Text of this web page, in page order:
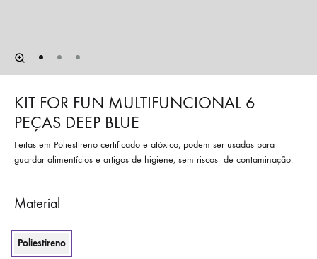
KIT FOR FUN MULTIFUNCIONAL 6
PEÇAS DEEP BLUE
Feitas em Poliestireno certificado e atóxico, podem ser usadas para
guardar alimentícios e artigos de higiene, sem riscos de contaminação.
Material
Poliestireno